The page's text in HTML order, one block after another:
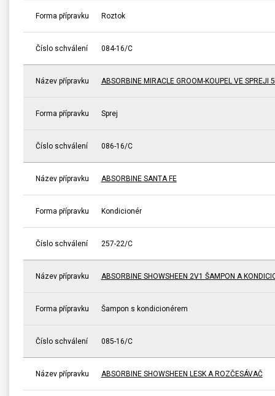
Forma přípravku Roztok
Číslo schválení 084-16/C
Název přípravku ABSORBINE MIRACLE GROOM-KOUPEL VE SPREJI
Forma přípravku Sprej
Číslo schválení 086-16/C
Název přípravku ABSORBINE SANTA FE
Forma přípravku Kondicionér
Číslo schválení 257-22/C
Název přípravku ABSORBINE SHOWSHEEN 2V1 ŠAMPON A
Forma přípravku Šampon s kondicionérem
Číslo schválení 085-16/C
Název přípravku ABSORBINE SHOWSHEEN LESK A ROZČESÁVAČ